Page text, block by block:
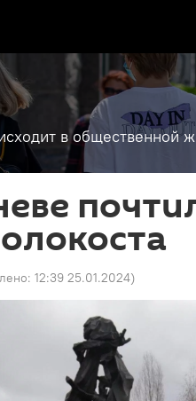
в
12:39 25.01.2024)